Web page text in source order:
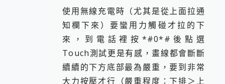
使用無線充電時（尤其是從上面拉通
知欄下來）要蠻用力觸碰才拉的下
來，到電話裡按*#0*#後點選
Touch測試更是有感，畫線都會斷斷
續續的下方底部最為嚴重，要到非常
大力按壓才行（嚴重程度：下排＞上